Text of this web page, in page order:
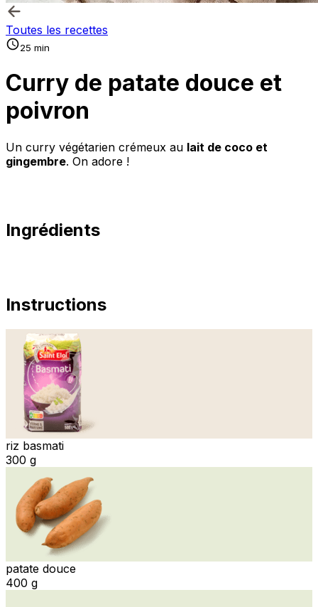
Toutes les recettes
25 min
Curry de patate douce et
poivron
Un curry végétarien crémeux au lait de coco et
gingembre. On adore !
Ingrédients
Instructions
riz basmati
300 g
patate douce
400 g